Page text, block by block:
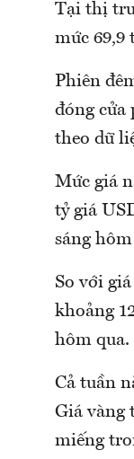
Tại thị
mức 69,9
Phiên
đóng cửa
theo dữ
Mức giá
tỷ giá
sáng
So với
khoảng
hôm qua.
Cả tuần
Giá vàng
miếng